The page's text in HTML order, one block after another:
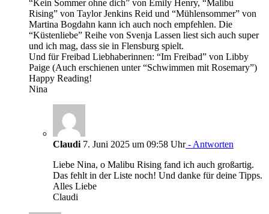
“Kein Sommer ohne dich” von Emily Henry, “Malibu
Rising” von Taylor Jenkins Reid und “Mühlensommer” von
Martina Bogdahn kann ich auch noch empfehlen. Die
“Küstenliebe” Reihe von Svenja Lassen liest sich auch super
und ich mag, dass sie in Flensburg spielt.
Und für Freibad Liebhaberinnen: “Im Freibad” von Libby
Paige (Auch erschienen unter “Schwimmen mit Rosemary”)
Happy Reading!
Nina
Claudi 7. Juni 2025 um 09:58 Uhr- Antworten
Liebe Nina, o Malibu Rising fand ich auch großartig.
Das fehlt in der Liste noch! Und danke für deine Tipps.
Alles Liebe
Claudi